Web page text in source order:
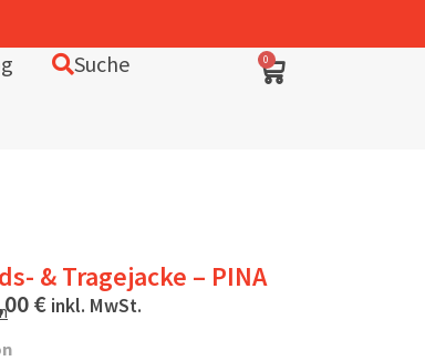
Suche 0
& Tragejacke – PINA
€ inkl. MwSt.